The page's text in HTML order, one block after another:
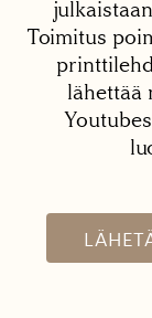
Toimitus
lähettää